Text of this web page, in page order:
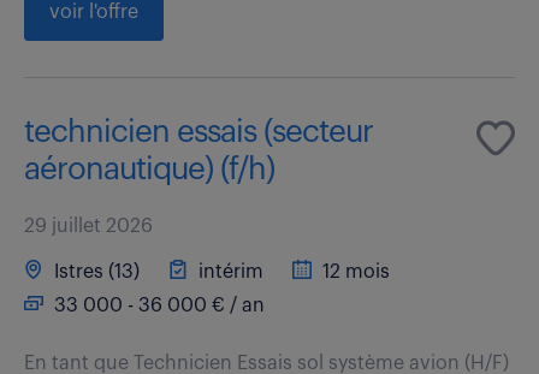
voir l'offre
technicien essais (secteur
aéronautique) (f/h)
29 juillet 2026
Istres (13) intérim
12 mois
33 000 - 36 000 € / an
En tant que Technicien Essais sol système avion (H/F)